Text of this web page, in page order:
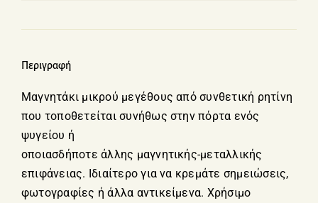
Περιγραφή
Μαγνητάκι μικρού μεγέθους από συνθετική ρητίνη
που τοποθετείται συνήθως στην πόρτα ενός
ψυγείου ή
οποιασδήποτε άλλης μαγνητικής-μεταλλικής
επιφάνειας. Ιδιαίτερο για να κρεμάτε σημειώσεις,
φωτογραφίες ή άλλα αντικείμενα. Χρήσιμο